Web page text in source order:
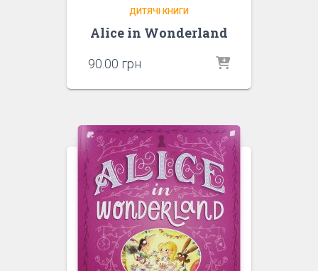
ДИТЯЧІ КНИГИ
Alice in Wonderland
90.00 грн